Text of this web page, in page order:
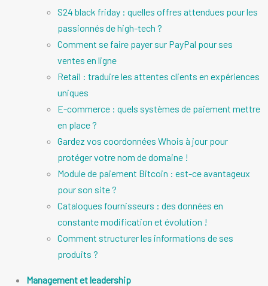
S24 black friday : quelles offres attendues pour les
passionnés de high-tech ?
Comment se faire payer sur PayPal pour ses
ventes en ligne
Retail : traduire les attentes clients en expériences
uniques
E-commerce : quels systèmes de paiement mettre
en place ?
Gardez vos coordonnées Whois à jour pour
protéger votre nom de domaine !
Module de paiement Bitcoin : est-ce avantageux
pour son site ?
Catalogues fournisseurs : des données en
constante modification et évolution !
Comment structurer les informations de ses
produits ?
Management et leadership